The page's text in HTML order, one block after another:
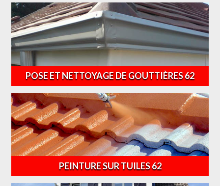
POSE ET NETTOYAGE DE GOUTTIÈRES 62
PEINTURE SUR TUILES 62